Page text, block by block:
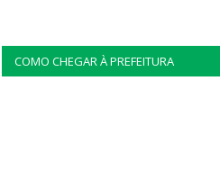
COMO CHEGAR À PREFEITURA